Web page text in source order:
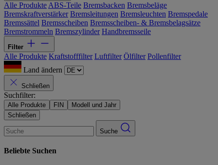
Alle Produkte ABS-Teile Bremsbacken Bremsbeläge
Bremskraftverstärker Bremsleitungen Bremsleuchten Bremspedale
Bremssättel Bremsscheiben Bremsscheiben- & Bremsbelagsätze
Bremstrommeln Bremszylinder Handbremsseile
Filter
Alle Produkte Kraftstofffilter Luftfilter Ölfilter Pollenfilter
Land ändern
Schließen
Suchfilter:
Alle Produkte FIN
Modell und Jahr
Schließen
Suche
Beliebte Suchen